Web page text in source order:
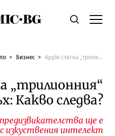
Economic.bgТърсене
Бизнес Apple стигна „трилионния“ връх: Какво следва?
„трилионния“
Какво следва?
ще е
изкуствения интелект